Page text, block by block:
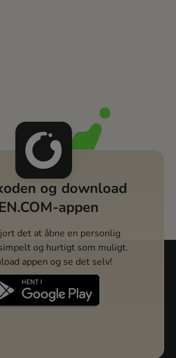
og download
appen
det at åbne en personlig
og hurtigt som muligt.
appen og se det selv!